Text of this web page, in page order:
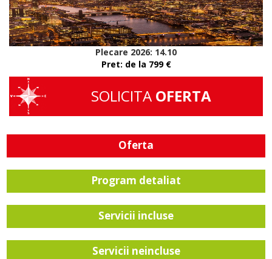
Plecare 2026: 14.10
Pret: de la 799 €
SOLICITA OFERTA
Oferta
Program detaliat
Servicii incluse
Servicii neincluse